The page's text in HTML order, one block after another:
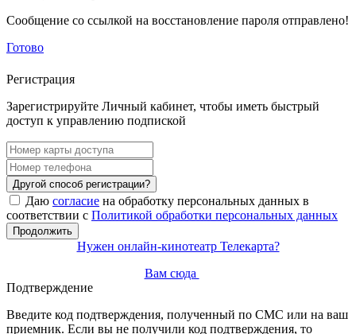
Сообщение со ссылкой на восстановление пароля отправлено!
Готово
Регистрация
Зарегистрируйте Личный кабинет, чтобы иметь быстрый
доступ к управлению подпиской
Другой способ регистрации?
Даю согласие на обработку персональных данных в
соответствии с Политикой обработки персональных данных
Продолжить
Нужен онлайн-кинотеатр Телекарта?
Вам сюда
Подтверждение
Введите код подтверждения, полученный по СМС или на ваш
приемник. Если вы не получили код подтверждения, то